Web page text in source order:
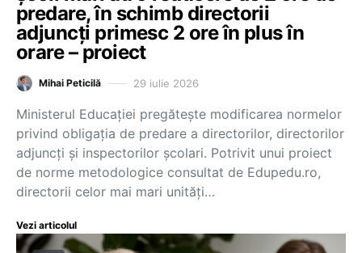
predare, în schimb directorii
adjuncți primesc 2 ore în plus în
orare – proiect
Mihai Peticilă 29 iulie 2026
Ministerul Educației pregătește modificarea normelor
privind obligația de predare a directorilor, directorilor
adjuncți și inspectorilor școlari. Potrivit unui proiect
de norme metodologice consultat de Edupedu.ro,
directorii celor mai mari unități…
Vezi articolul